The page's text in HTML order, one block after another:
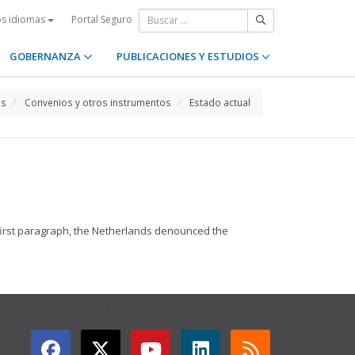
idiomas Portal Seguro
GOBERNANZA PUBLICACIONES Y ESTUDIOS
Convenios y otros instrumentos Estado actual
paragraph, the Netherlands denounced the